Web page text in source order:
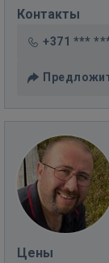
Контакты
+371 ***
Цены